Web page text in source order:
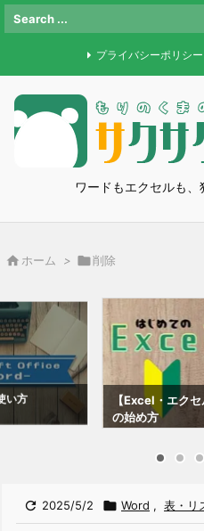
ワードもエクセルも、
プライバシーポリシー
 ホーム > 削除
い方
【Excel・エク
の始め方
 2025/5/2  Word , 表・リ